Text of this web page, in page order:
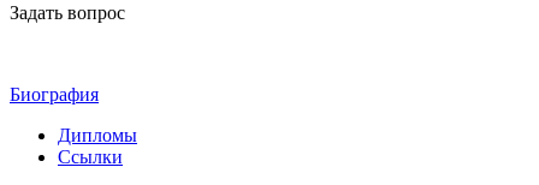
Задать вопрос
Биография
Дипломы
Ссылки